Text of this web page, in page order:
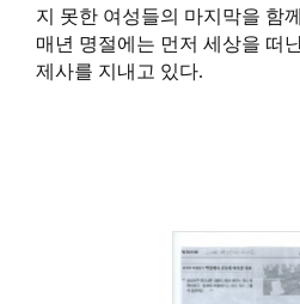
지 못한 여성들의 마지막을 함
매년 명절에는 먼저 세상을 떠
제사를 지내고 있다.